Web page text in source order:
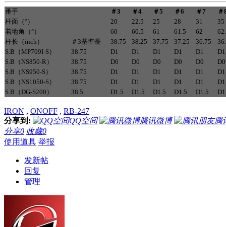
番手 ＃3 ＃4 ＃5 ＃6 ＃7
＃
杆面（°）
20 22.5 25 28 31
35
着地角（°）
60 60.5 61 61.5 62
杆长（inch）
＃3基準長 38.75 38.25 37.75 37.25 36.75
S.B（MP709I-S）
38.75 D1 D1 D1 D1 D1
D1
S.B（NS850-R）
38.75 D0 D0 D0 D0 D0
D0
S.B（NS950-S）
38.75 D1 D1 D1 D1 D1
D1
S.B（NS1050-S）
38.75 D1 D1 D1 D1 D1
D1
S.B（DG-S200）
38.5 D1.5 D1.5 D1.5 D1.5 D1.5
IRON , ONOFF , RB-247
分享到:
QQ空间 腾讯微博
腾
分享0 收藏0
使用道具 举报
发新帖
回复
管理